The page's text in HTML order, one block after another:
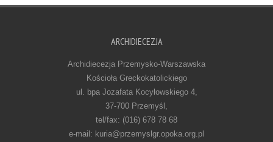
ARCHIDIECEZJA
Archidiecezja Przemysko-Warszawska
Kościoła Greckokatolickiego
ul. bpa Jozafata Kocyłowskiego 4,
37-700 Przemyśl,
tel/fax: (016) 678 78 68
e-mail: kuria@przemyslgr.opoka.org.pl